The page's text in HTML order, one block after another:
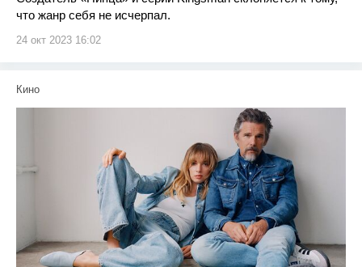
что жанр себя не исчерпал.
24 окт 2023 16:02
Кино